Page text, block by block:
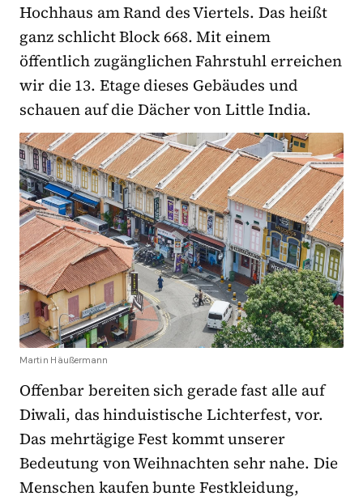
Hochhaus am Rand des Viertels. Das heißt
ganz schlicht Block 668. Mit einem
öffentlich zugänglichen Fahrstuhl erreichen
wir die 13. Etage dieses Gebäudes und
schauen auf die Dächer von Little India.
Martin Häußermann
Offenbar bereiten sich gerade fast alle auf
Diwali, das hinduistische Lichterfest, vor.
Das mehrtägige Fest kommt unserer
Bedeutung von Weihnachten sehr nahe. Die
Menschen kaufen bunte Festkleidung,